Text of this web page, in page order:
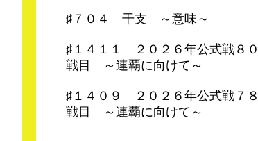
♯７０４ 干支 ～意味～
♯１４１１ ２０２６年公式戦８０
戦目 ～連覇に向けて～
♯１４０９ ２０２６年公式戦７８
戦目 ～連覇に向けて～